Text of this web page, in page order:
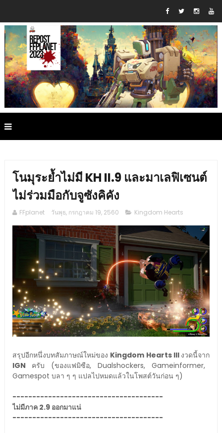
โนมุระย้ำไม่มี KH II.9 และมาเลฟิเซนต์
ไม่ร่วมมือกับจูซังคิคัง
FFplanet วันพุธ, กรกฎาคม 19, 2560 Kingdom Hearts
สรุปอีกหนึ่งบทสัมภาษณ์ใหม่ของ Kingdom Hearts III งวดนี้จาก
IGN ครับ (ของแฟมิซือ, Dualshockers, Gameinformer,
Gamespot บลา ๆ ๆ แปลไปหมดแล้วในโพสต์วันก่อน ๆ)
--------------------------------------
ไม่มีภาค 2.9 ออกมาแน่
--------------------------------------